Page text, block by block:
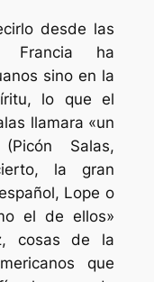
desde las
Francia ha
sino en la
lo que el
llamara «un
(Picón Salas,
la gran
Lope o
el de ellos»
cosas de la
que